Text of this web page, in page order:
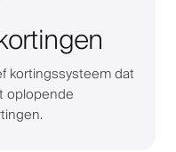
kortingssysteem dat
oplopende